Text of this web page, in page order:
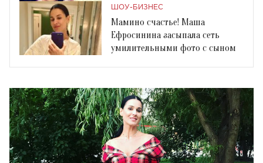
ШОУ-БИЗНЕС
Мамино счастье! Маша
Ефросинина засыпала сеть
умилительными фото с сыном